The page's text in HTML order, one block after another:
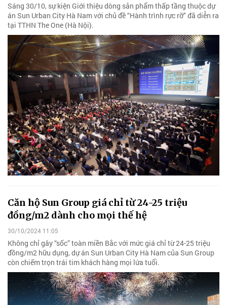
Sáng 30/10, sự kiện Giới thiệu dòng sản phẩm thấp tầng thuộc dự
án Sun Urban City Hà Nam với chủ đề “Hành trình rực rỡ" đã diễn ra
tại TTHN The One (Hà Nội).
Căn hộ Sun Group giá chỉ từ 24-25 triệu
đồng/m2 dành cho mọi thế hệ
30/10/2024 11:05
Không chỉ gây “sốc” toàn miền Bắc với mức giá chỉ từ 24-25 triệu
đồng/m2 hữu dụng, dự án Sun Urban City Hà Nam của Sun Group
còn chiếm trọn trái tim khách hàng mọi lứa tuổi.